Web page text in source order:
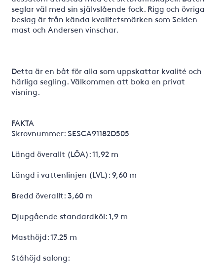
seglar väl med sin självslående fock. Rigg och övriga
beslag är från kända kvalitetsmärken som Selden
mast och Andersen vinschar.
Detta är en båt för alla som uppskattar kvalité och
härliga segling. Välkommen att boka en privat
visning.
FAKTA
Skrovnummer: SESCA91182D505
Längd överallt (LÖA): 11,92 m
Längd i vattenlinjen (LVL): 9,60 m
Bredd överallt: 3,60 m
Djupgående standardköl: 1,9 m
Masthöjd: 17.25 m
Ståhöjd salong: